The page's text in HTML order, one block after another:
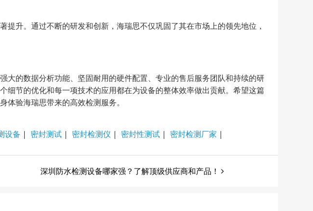
升。通过不断的研发和创新，海瑞思不仅巩固了其在市场上的领先地位，
的数据分析功能、坚固耐用的硬件配置、专业的售后服务团队和持续的研
节的优化和每一项技术的应用都在为设备的整体效率做出贡献。希望这篇
验海瑞思带来的高效检测服务。
设备 | 密封测试 | 密封检测仪 | 密封性测试 | 密封检测厂家 |
深圳防水检测设备哪家强？了解顶级供应商和产品！